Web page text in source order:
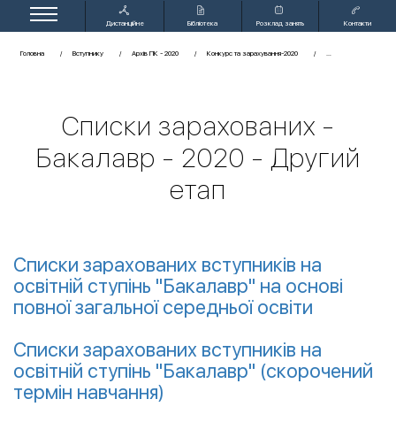
Дистанційне
Бібліотека Розклад занять Контакти
Головна Вступнику Архів ПК - 2020 Конкурс та зарахування-2020
Списки зарахованих -
Бакалавр - 2020 - Другий
етап
Списки зарахованих вступників на
освітній ступінь "Бакалавр" на основі
повної загальної середньої освіти
Списки зарахованих вступників на
освітній ступінь "Бакалавр" (скорочений
термін навчання)